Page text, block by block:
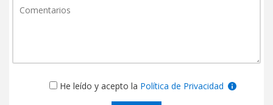
He leído y acepto la Política de Privacidad